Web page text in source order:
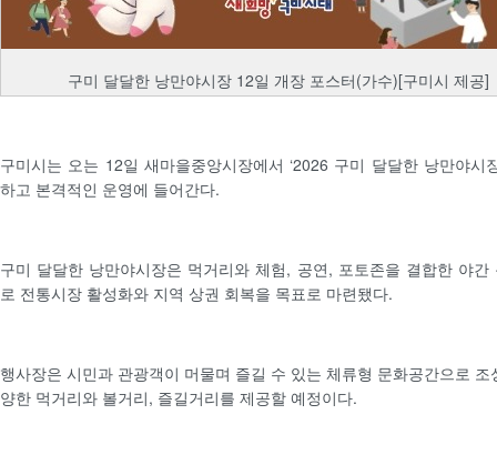
구미 달달한 낭만야시장 12일 개장 포스터(가수)[구미시 제공]
구미시는 오는 12일 새마을중앙시장에서 ‘2026 구미 달달한 낭만야시
하고 본격적인 운영에 들어간다.
구미 달달한 낭만야시장은 먹거리와 체험, 공연, 포토존을 결합한 야간
로 전통시장 활성화와 지역 상권 회복을 목표로 마련됐다.
행사장은 시민과 관광객이 머물며 즐길 수 있는 체류형 문화공간으로 조
양한 먹거리와 볼거리, 즐길거리를 제공할 예정이다.